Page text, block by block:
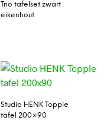
Trio tafelset zwart
eikenhout
Studio HENK Topple
tafel 200×90